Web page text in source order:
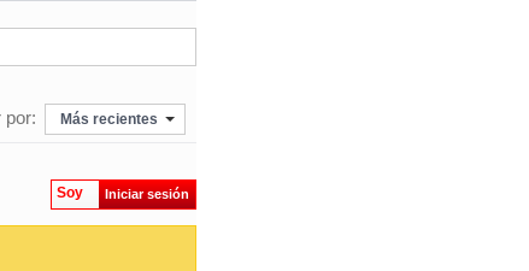
por: Más recientes
Soy Iniciar sesión